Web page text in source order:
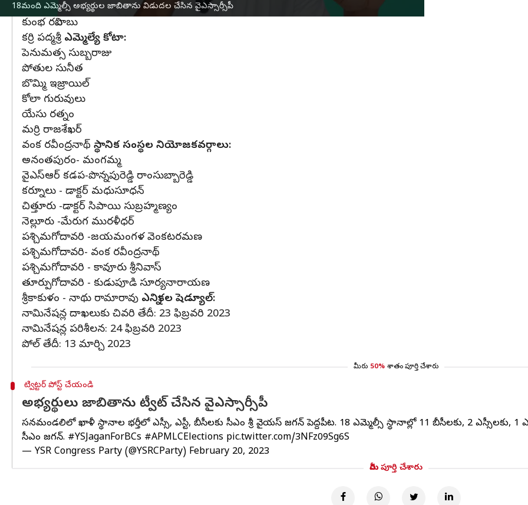
18మంది ఎమ్మెల్సీ అభ్యర్థుల జాబితాను విడుదల చేసిన వైఎస్సార్సీపీ
గవర్నర్ కోటా:
కుంభ రవిబాబు
కర్రి పద్మశ్రీ ఎమ్మెల్యే కోటా:
పెనుమత్స సుబ్బరాజు
పోతుల సునీత
బొమ్మి ఇజ్రాయిల్
కోలా గురువులు
యేసు రత్నం
మర్రి రాజశేఖర్
వంక రవీంద్రనాథ్ స్థానిక సంస్థల నియోజకవర్గాలు:
అనంతపురం- మంగమ్మ
వైఎస్ఆర్ కడప-పొన్నపురెడ్డి రాంసుబ్బారెడ్డి
కర్నూలు - డాక్టర్ మధుసూధన్
చిత్తూరు -డాక్టర్ సిపాయి సుబ్రహ్మణ్యం
నెల్లూరు -మేరుగ మురళీధర్
పశ్చిమగోదావరి -జయమంగళ వెంకటరమణ
పశ్చిమగోదావరి- వంక రవీంద్రనాథ్
పశ్చిమగోదావరి - కావూరు శ్రీనివాస్
తూర్పుగోదావరి - కుడుపూడి సూర్యనారాయణ
శ్రీకాకుళం - నాథు రామారావు ఎన్నికల షెడ్యూల్:
నామినేషన్ల దాఖలుకు చివరి తేదీ: 23 ఫిబ్రవరి 2023
నామినేషన్ల పరిశీలన: 24 ఫిబ్రవరి 2023
పోల్ తేదీ: 13 మార్చి 2023
మీరు 50% శాతం పూర్తి చేశారు
ట్విట్టర్ పోస్ట్ చేయండి
అభ్యర్థులు జాబితాను ట్వీట్ చేసిన వైఎస్సార్సీపీ
శాస‌నమండ‌లిలో ఖాళీ స్థానాల భ‌ర్తీలో ఎస్సీ, ఎస్టీ, బీసీలకు సీఎం శ్రీ వైయ‌స్ జ‌గ‌న్ పెద్దపీట. 18 ఎమ్మెల్సీ స్థానాల్లో 11 బీసీలకు, 2 ఎస్సీలకు,
సీఎం జగన్. #YSJaganForBCs #APMLCElections pic.twitter.com/3NFz09Sg6S
— YSR Congress Party (@YSRCParty) February 20, 2023
మీరు పూర్తి చేశారు